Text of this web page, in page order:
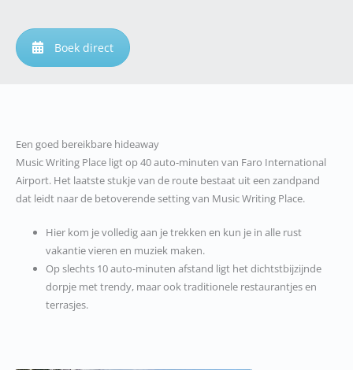
Boek direct
Een goed bereikbare hideaway
Music Writing Place ligt op 40 auto-minuten van Faro International
Airport. Het laatste stukje van de route bestaat uit een zandpand
dat leidt naar de betoverende setting van Music Writing Place.
Hier kom je volledig aan je trekken en kun je in alle rust
vakantie vieren en muziek maken.
Op slechts 10 auto-minuten afstand ligt het dichtstbijzijnde
dorpje met trendy, maar ook traditionele restaurantjes en
terrasjes.